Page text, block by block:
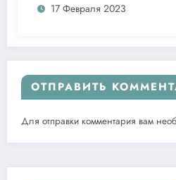
17 Февраля 2023
ОТПРАВИТЬ
Для отправки комментария вам